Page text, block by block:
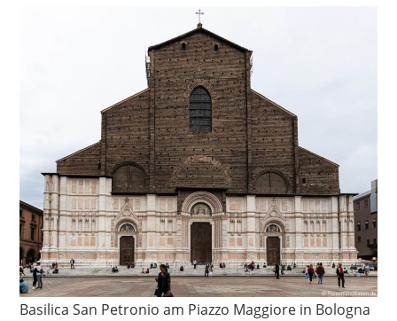
Basilica San Petronio am Piazzo Maggiore in Bologna